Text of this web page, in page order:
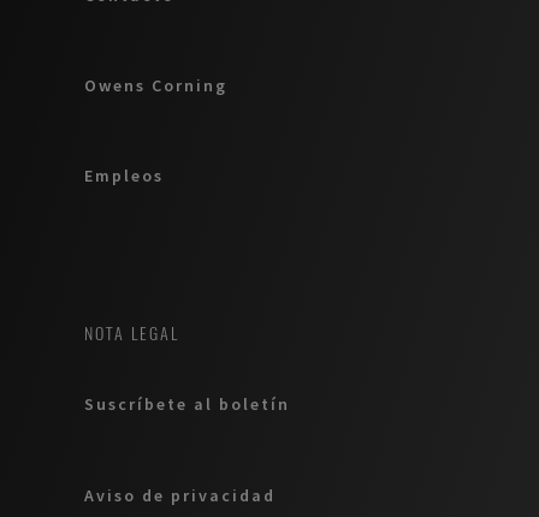
Owens Corning
Empleos
NOTA LEGAL
Suscríbete al boletín
Aviso de privacidad